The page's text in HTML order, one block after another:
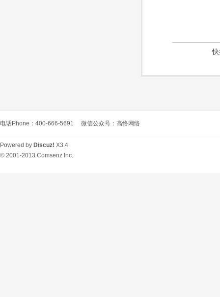
电话Phone：400-666-5691 微信公众号：高恪网络
Powered by Discuz! X3.4
© 2001-2013 Comsenz Inc.